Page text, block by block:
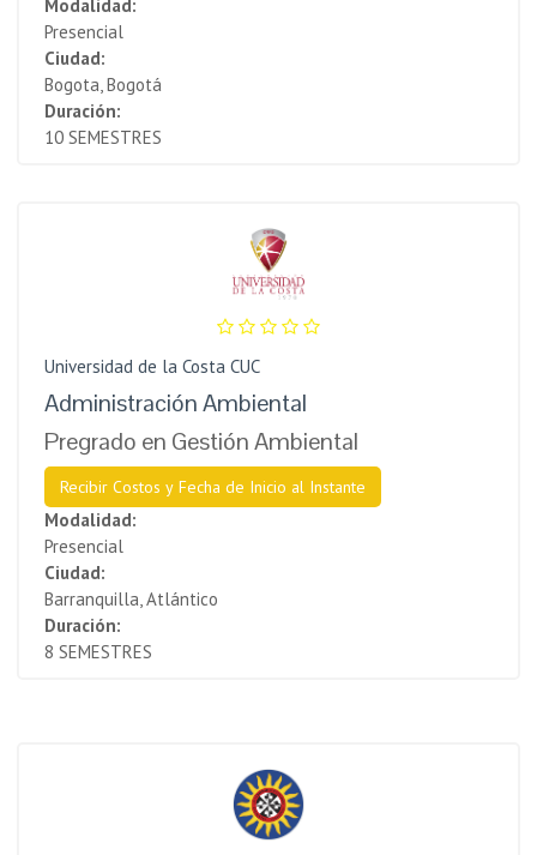
Modalidad:
Presencial
Ciudad:
Bogota, Bogotá
Duración:
10 SEMESTRES
Universidad de la Costa CUC
Administración Ambiental
Pregrado en Gestión Ambiental
Recibir Costos y Fecha de Inicio al Instante
Modalidad:
Presencial
Ciudad:
Barranquilla, Atlántico
Duración:
8 SEMESTRES